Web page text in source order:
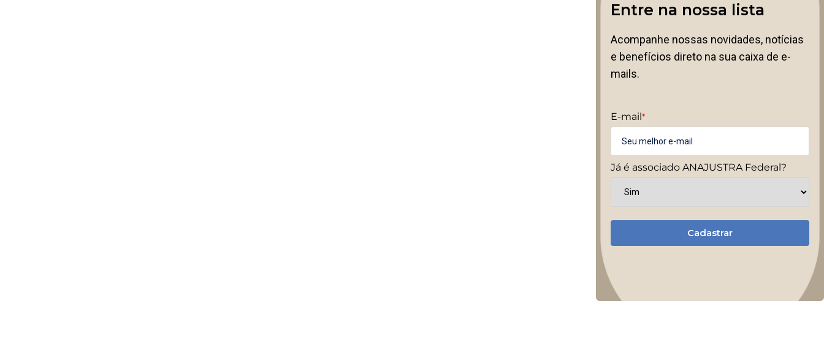
Entre na nossa lista
Acompanhe nossas novidades, notícias
e benefícios direto na sua caixa de e-
mails.
E-mail *
Já é associado ANAJUSTRA Federal?
Cadastrar